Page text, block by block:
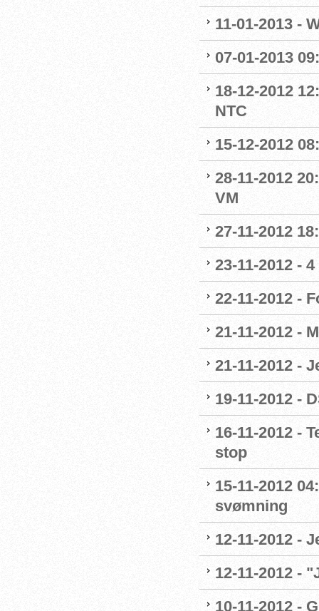
11-01-2013 -
07-01-2013
18-12-2012
NTC
15-12-2012
28-11-2012
VM
27-11-2012
23-11-2012 -
22-11-2012 -
21-11-2012 -
21-11-2012 -
19-11-2012 -
16-11-2012 -
stop
15-11-2012
svømning
12-11-2012 -
12-11-2012 -
10-11-2012 -